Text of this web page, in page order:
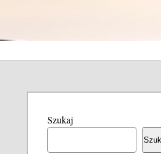
Szukaj